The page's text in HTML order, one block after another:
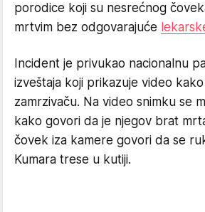
porodice koji su nesrećnog
mrtvim bez odgovarajuće
Incident je privukao nacionalnu
izveštaja koji prikazuje video
zamrzivaču. Na video snimku se
kako govori da je njegov brat
čovek iza kamere govori da se
Kumara trese u kutiji.